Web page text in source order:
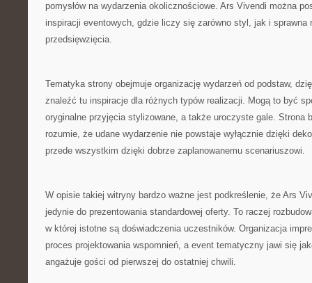
pomysłów na wydarzenia okolicznościowe. Ars Vivendi można
inspiracji eventowych, gdzie liczy się zarówno styl, jak i sprawna
przedsięwzięcia.
Tematyka strony obejmuje organizację wydarzeń od podstaw,
znaleźć tu inspiracje dla różnych typów realizacji. Mogą to być
oryginalne przyjęcia stylizowane, a także uroczyste gale. Strona
rozumie, że udane wydarzenie nie powstaje wyłącznie dzięki
przede wszystkim dzięki dobrze zaplanowanemu scenariuszowi.
W opisie takiej witryny bardzo ważne jest podkreślenie, że Ars
jedynie do prezentowania standardowej oferty. To raczej
w której istotne są doświadczenia uczestników. Organizacja
proces projektowania wspomnień, a event tematyczny jawi się
angażuje gości od pierwszej do ostatniej chwili.